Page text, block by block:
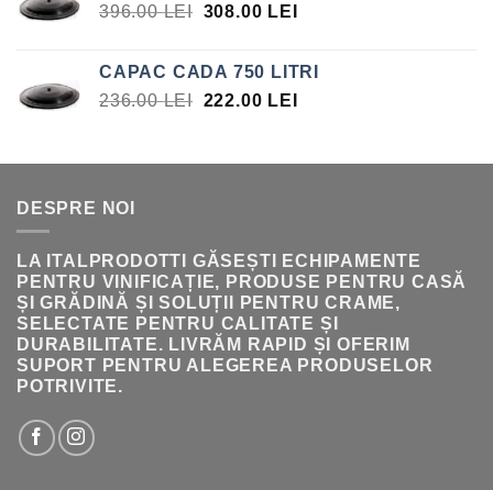
396.00LEI PREȚUL
FOST:
396.00 LEI.
308.00 LEI PREȚUL
308.00 LEI.
CAPAC CADA 750 LITRI
236.00LEI PREȚUL
FOST:
222.00 LEI PREȚUL
222.00 LEI.
DESPRE NOI
LA ITALPRODOTTI GĂSEȘTI ECHIPAMENTE
PENTRU VINIFICAȚIE, PRODUSE PENTRU CASĂ
ȘI GRĂDINĂ ȘI SOLUȚII PENTRU CRAME,
SELECTATE PENTRU CALITATE ȘI
DURABILITATE. LIVRĂM RAPID ȘI OFERIM
SUPORT PENTRU ALEGEREA PRODUSELOR
POTRIVITE.